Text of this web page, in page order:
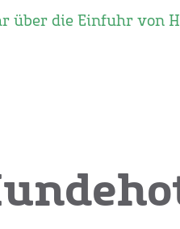
über die Einfuhr von